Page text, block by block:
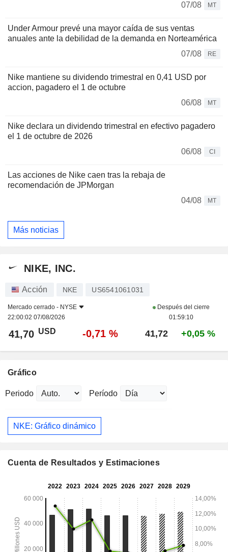
07/08
MT
Under Armour prevé una mayor caída de sus ventas
anuales ante la debilidad de la demanda en Norteamérica
07/08
RE
Nike mantiene su dividendo trimestral en 0,41 USD por
accion, pagadero el 1 de octubre
06/08
MT
Nike declara un dividendo trimestral en efectivo pagadero
el 1 de octubre de 2026
06/08
CI
Las acciones de Nike caen tras la rebaja de
recomendación de JPMorgan
04/08
MT
Más noticias
NIKE, INC.
Acción NKE US6541061031
Mercado cerrado - NYSE
22:00:02 07/08/2026
Después del cierre
01:59:10
41,70 USD -0,71 % 41,72 +0,05 %
Gráfico
Periodo Período
NKE: Gráfico dinámico
Cuenta de Resultados y Estimaciones